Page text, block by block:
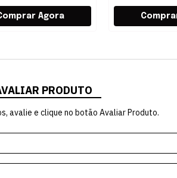
PRODUTO
avalie e clique no botão Avaliar Produto.